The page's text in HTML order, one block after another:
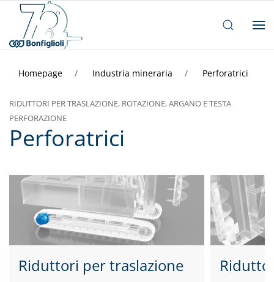
Homepage Industria mineraria Perforatrici
RIDUTTORI PER TRASLAZIONE, ROTAZIONE, ARGANO E TESTA
PERFORAZIONE
Perforatrici
Riduttori per traslazione